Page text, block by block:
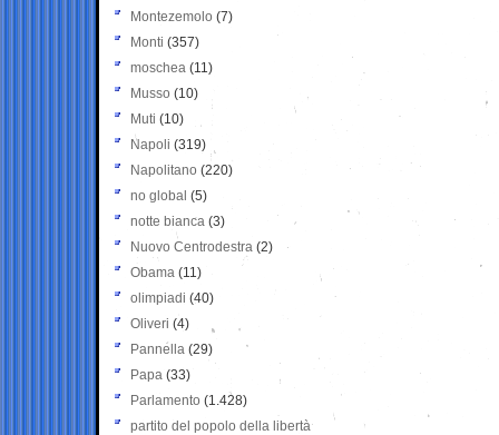
Montezemolo (7)
Monti (357)
moschea (11)
Musso (10)
Muti (10)
Napoli (319)
Napolitano (220)
no global (5)
notte bianca (3)
Nuovo Centrodestra (2)
Obama (11)
olimpiadi (40)
Oliveri (4)
Pannella (29)
Papa (33)
Parlamento (1.428)
partito del popolo della libertà